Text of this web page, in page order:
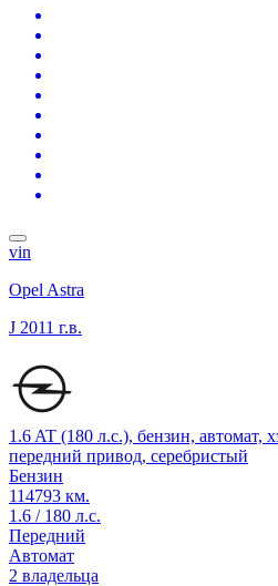
vin
Opel Astra
J 2011 г.в.
1.6 AT (180 л.с.), бензин, автомат,
передний привод, серебристый
Бензин
114793 км.
1.6 / 180 л.с.
Передний
Автомат
2 владельца